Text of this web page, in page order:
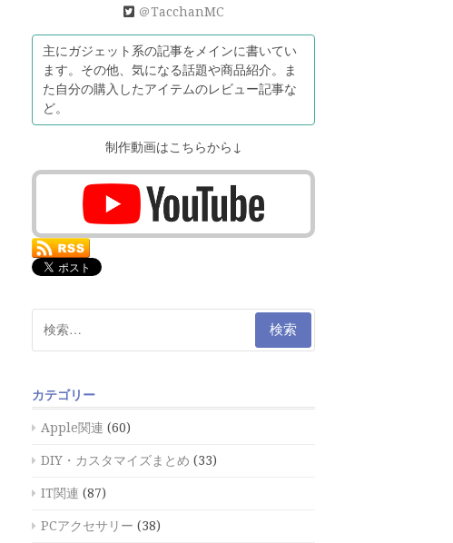
＠TacchanMC
主にガジェット系の記事をメインに書いてい
ます。その他、気になる話題や商品紹介。ま
た自分の購入したアイテムのレビュー記事な
ど。
制作動画はこちらから↓
索:
カテゴリー
Apple関連 (60)
DIY・カスタマイズまとめ (33)
IT関連 (87)
PCアクセサリー (38)